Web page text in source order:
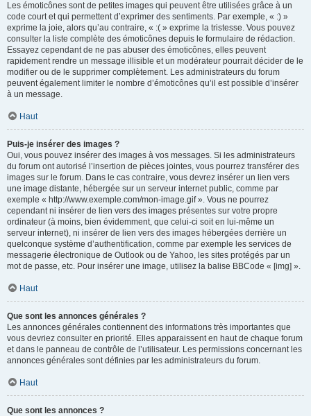
Les émoticônes sont de petites images qui peuvent être utilisées grâce à un
code court et qui permettent d’exprimer des sentiments. Par exemple, « :) »
exprime la joie, alors qu’au contraire, « :( » exprime la tristesse. Vous pouvez
consulter la liste complète des émoticônes depuis le formulaire de rédaction.
Essayez cependant de ne pas abuser des émoticônes, elles peuvent
rapidement rendre un message illisible et un modérateur pourrait décider de le
modifier ou de le supprimer complètement. Les administrateurs du forum
peuvent également limiter le nombre d’émoticônes qu’il est possible d’insérer
à un message.
Haut
Puis-je insérer des images ?
Oui, vous pouvez insérer des images à vos messages. Si les administrateurs
du forum ont autorisé l’insertion de pièces jointes, vous pourrez transférer des
images sur le forum. Dans le cas contraire, vous devrez insérer un lien vers
une image distante, hébergée sur un serveur internet public, comme par
exemple « http://www.exemple.com/mon-image.gif ». Vous ne pourrez
cependant ni insérer de lien vers des images présentes sur votre propre
ordinateur (à moins, bien évidemment, que celui-ci soit en lui-même un
serveur internet), ni insérer de lien vers des images hébergées derrière un
quelconque système d’authentification, comme par exemple les services de
messagerie électronique de Outlook ou de Yahoo, les sites protégés par un
mot de passe, etc. Pour insérer une image, utilisez la balise BBCode « [img] ».
Haut
Que sont les annonces générales ?
Les annonces générales contiennent des informations très importantes que
vous devriez consulter en priorité. Elles apparaissent en haut de chaque forum
et dans le panneau de contrôle de l’utilisateur. Les permissions concernant les
annonces générales sont définies par les administrateurs du forum.
Haut
Que sont les annonces ?